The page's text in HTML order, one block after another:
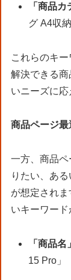
「商品
グ A4収
これらのキ
解決できる
いニーズに応
商品ページ
一方、商品
りたい、あ
が想定され
いキーワード
「商品
15 Pro」